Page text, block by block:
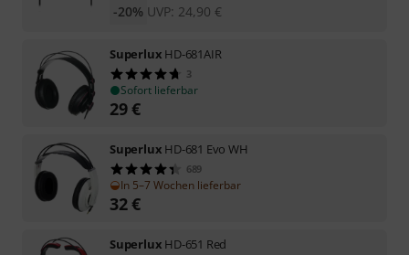
UVP: 24,90 €
-20%
Superlux HD-681AIR
3
Sofort lieferbar
29€
Superlux HD-681 Evo WH
689
In 5–7 Wochen lieferbar
32€
Superlux HD-651 Red